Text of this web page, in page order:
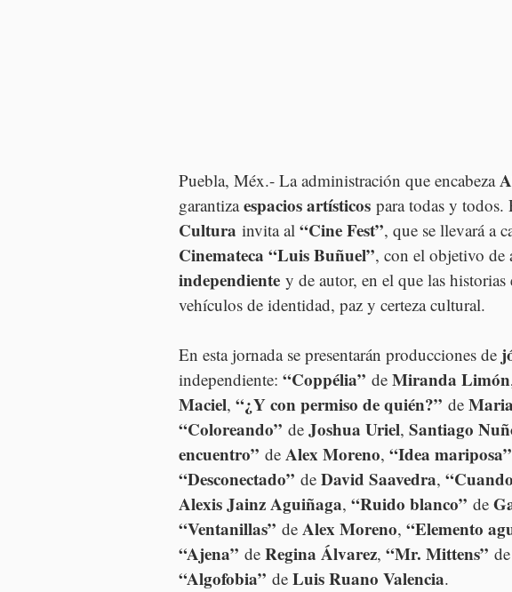
Puebla, Méx.- La administración que encabeza
garantiza espacios artísticos para todas y todos.
Cultura invita al “Cine Fest”, que se llevará a
Cinemateca “Luis Buñuel”, con el objetivo de
independiente y de autor, en el que las historias
vehículos de identidad, paz y certeza cultural.
En esta jornada se presentarán producciones de
independiente: “Coppélia” de Miranda Limón
Maciel, “¿Y con permiso de quién?” de
“Coloreando” de Joshua Uriel, Santiago
encuentro” de Alex Moreno, “Idea mariposa”
“Desconectado” de David Saavedra,
Alexis Jainz Aguiñaga, “Ruido blanco” de
“Ventanillas” de Alex Moreno, “Elemento
“Ajena” de Regina Álvarez, “Mr. Mittens” de
“Algofobia” de Luis Ruano Valencia.